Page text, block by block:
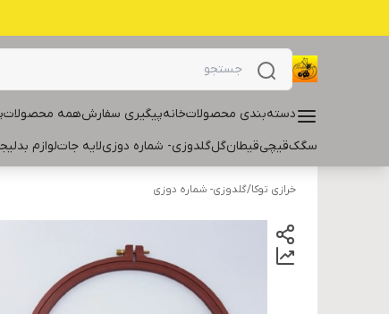
دسته‌بندی محصولاتخانهپیگیری سفارشهمه محصولات
سگکقیچیقیطانگلگلدوزی- شماره دوزیلایه جاتلوازم
خرازی توکا/گلدوزی- شماره دوزی